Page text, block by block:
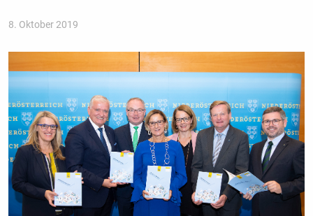
8. Oktober 2019